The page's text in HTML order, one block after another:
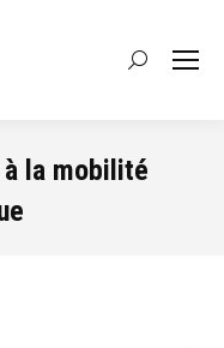
Recherche
à la mobilité